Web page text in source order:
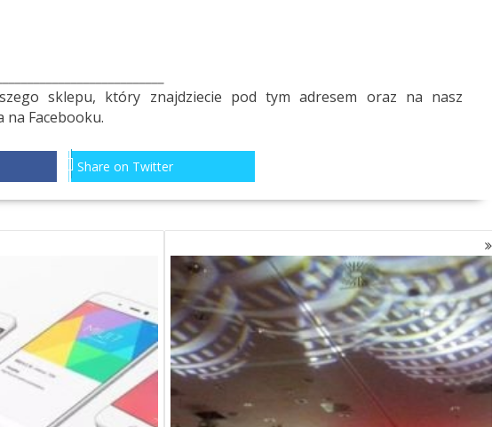
sklepu, który znajdziecie podtym adresem oraz na nasz
na Facebooku.
Share on Twitter